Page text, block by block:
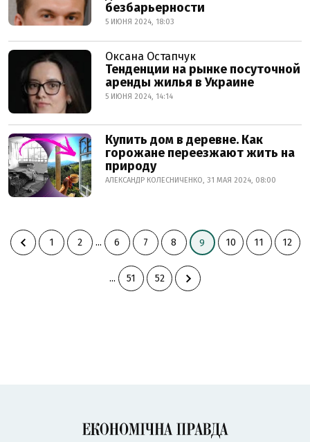
безбарьерности
5 ИЮНЯ 2024, 18:03
Оксана Остапчук
Тенденции на рынке посуточной
аренды жилья в Украине
5 ИЮНЯ 2024, 14:14
Купить дом в деревне. Как
горожане переезжают жить на
природу
АЛЕКСАНДР КОЛЕСНИЧЕНКО, 31 МАЯ 2024, 08:00
1 2 ... 6 7 8 9 10 11 12
... 51 52